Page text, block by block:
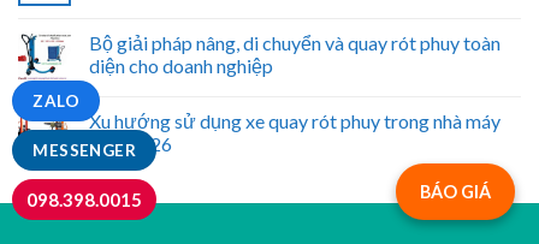
MESSENGER
ZALO
098.398.0015
Bộ giải pháp nâng, di chuyển và quay rót phuy toàn
diện cho doanh nghiệp
Xu hướng sử dụng xe quay rót phuy trong nhà máy
năm 2026
BÁO GIÁ